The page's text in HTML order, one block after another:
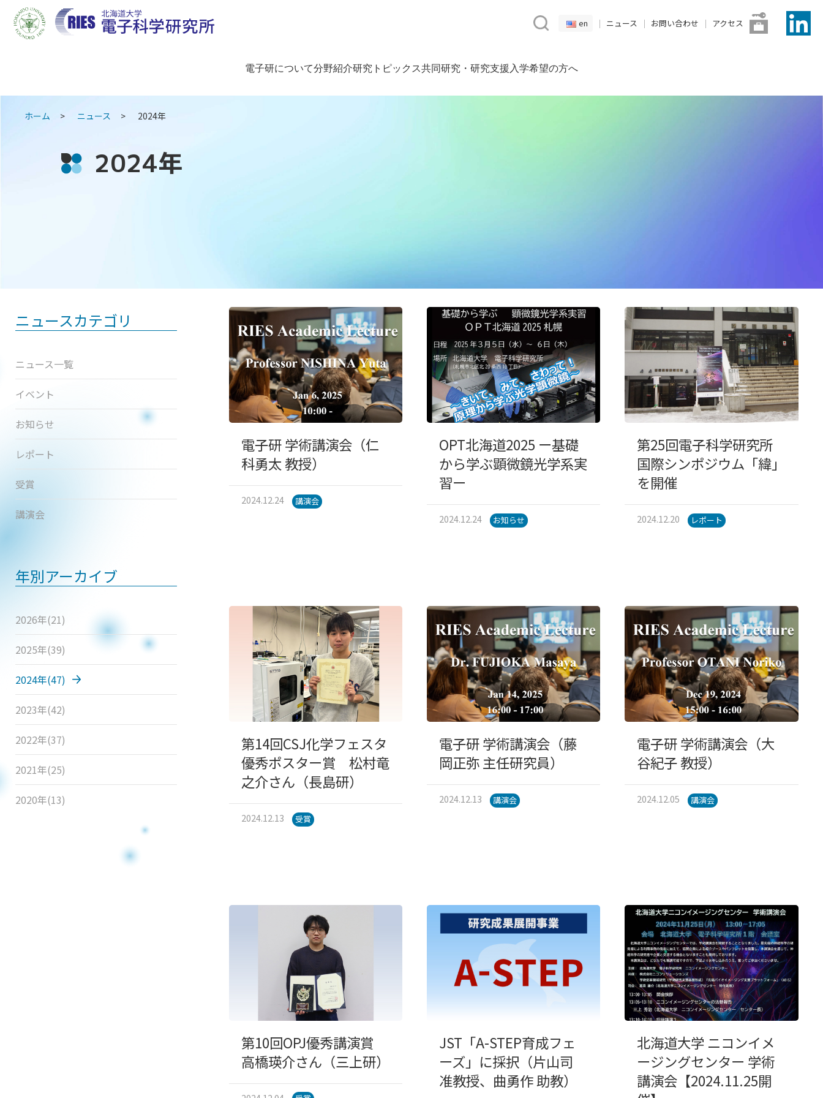
en ニュース お問い合わせ アクセス
電子研について分野紹介研究トピックス共同研究・研究支援 入学希望の方へ
ホーム ニュース 2024年
2024年
ニュースカテゴリ
ニュース一覧
イベント
お知らせ
レポート
受賞
講演会
年別アーカイブ
2026年(21)
2025年(39)
2024年(47)
2023年(42)
2022年(37)
2021年(25)
2020年(13)
電子研 学術講演会（仁
科勇太 教授）
2024.12.24 講演会
OPT北海道2025 ー基礎
から学ぶ顕微鏡光学系実
習ー
2024.12.24 お知らせ
第25回電子科学研究所
国際シンポジウム「緯」
を開催
2024.12.20 レポート
第14回CSJ化学フェスタ
優秀ポスター賞 松村竜
之介さん（長島研）
2024.12.13 受賞
電子研 学術講演会（藤
岡正弥 主任研究員）
2024.12.13 講演会
電子研 学術講演会（大
谷紀子 教授）
2024.12.05 講演会
第10回OPJ優秀講演賞
高橋瑛介さん（三上研）
JST「A-STEP育成フェ
ーズ」に採択（片山司
准教授、曲勇作 助教）
北海道大学 ニコンイメ
ージングセンター 学術
講演会【2024.11.25開